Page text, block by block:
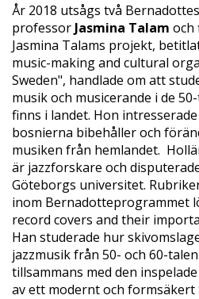
År 2018 utsågs två
professor Jasmina Talam och
Jasmina Talams projekt,
music-making and cultural
Sweden", handlade om att
musik och musicerande i de
finns i landet. Hon
bosnierna bibehåller och
musiken från hemlandet.
är jazzforskare och
Göteborgs universitet.
inom Bernadotteprogrammet
record covers and their
Han studerade hur
jazzmusik från 50- och 60-
tillsammans med den
av ett modernt och formsäkert